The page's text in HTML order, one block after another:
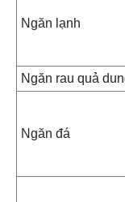
Ngăn lạnh
Ngăn rau quả
Ngăn đá